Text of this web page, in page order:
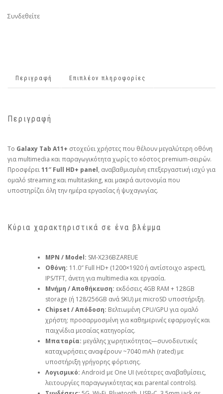
Συνδεθείτε
Περιγραφή Επιπλέον πληροφορίες
Περιγραφή
Το Galaxy Tab A11+ στοχεύει χρήστες που θέλουν μεγαλύτερη οθόνη
για multimedia και παραγωγικότητα χωρίς το κόστος premium‑σειρών.
Προσφέρει11″ Full HD+ panel, αναβαθμισμένη επεξεργαστική ισχύ για
ομαλό streaming και multitasking, και μακρά αυτονομία που
υποστηρίζει όλη την ημέρα εργασίας ή ψυχαγωγίας.
Κύρια χαρακτηριστικά σε ένα βλέμμα
MPN / Model: SM-X236BZAREUE
Οθόνη: 11.0″ Full HD+ (1200×1920 ή αντίστοιχο aspect),
IPS/TFT, άνετη για multimedia και εργασία.
Μνήμη / Αποθήκευση: εκδόσεις 4GB RAM + 128GB
storage (ή 128/256GB ανά SKU) με microSD υποστήριξη.
Chipset / Απόδοση: Βελτιωμένη CPU/GPU για ομαλό
χρήστη; προσαρμοσμένη για καθημερινές εφαρμογές και
παιχνίδια μεσαίας κατηγορίας.
Μπαταρία: μεγάλης χωρητικότητας—συνοδευτικές
καταχωρήσεις αναφέρουν ~7040 mAh (rated) με
υποστήριξη γρήγορης φόρτισης.
Λογισμικό: Android με One UI (νεότερες αναβαθμίσεις,
λειτουργίες παραγωγικότητας και parental controls).